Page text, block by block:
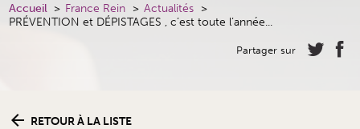
Accueil France Rein
Actualités
PRÉVENTION et DÉPISTAGES , c’est toute l’année...
Partager sur
RETOUR À LA LISTE